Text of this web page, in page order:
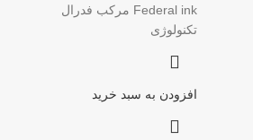
Federal ink مرکب فدرال
تکنولوژی
افزودن به سبد خرید